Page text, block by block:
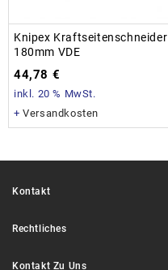
Knipex Kraftseitenschneider
180mm VDE
44,78 €
inkl. 20 % MwSt.
+Versandkosten
Kontakt
Rechtliches
Kontakt Zu Uns